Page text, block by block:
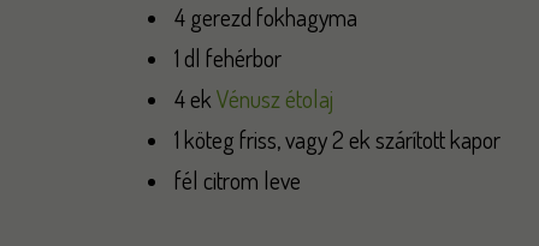
4 gerezd fokhagyma
1 dl fehérbor
4 ekVénusz étolaj
1 köteg friss, vagy 2 ek szárított kapor
fél citrom leve